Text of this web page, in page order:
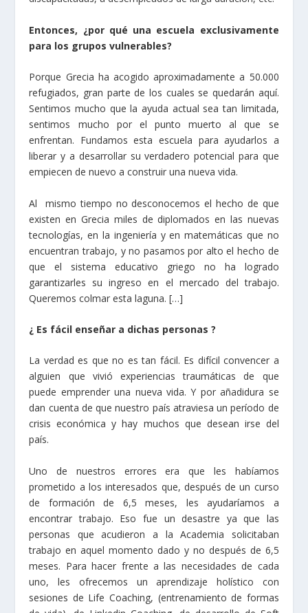
Entonces, ¿por qué una escuela exclusivamente
para los grupos vulnerables?
Porque Grecia ha acogido aproximadamente a 50.000
refugiados, gran parte de los cuales se quedarán aquí.
Sentimos mucho que la ayuda actual sea tan limitada,
sentimos mucho por el punto muerto al que se
enfrentan. Fundamos esta escuela para ayudarlos a
liberar y a desarrollar su verdadero potencial para que
empiecen de nuevo a construir una nueva vida.
Al mismo tiempo no desconocemos el hecho de que
existen en Grecia miles de diplomados en las nuevas
tecnologías, en la ingeniería y en matemáticas que no
encuentran trabajo, y no pasamos por alto el hecho de
que el sistema educativo griego no ha logrado
garantizarles su ingreso en el mercado del trabajo.
Queremos colmar esta laguna. […]
¿ Es fácil enseñar a dichas personas ?
La verdad es que no es tan fácil. Es difícil convencer a
alguien que vivió experiencias traumáticas de que
puede emprender una nueva vida. Y por añadidura se
dan cuenta de que nuestro país atraviesa un período de
crisis económica y hay muchos que desean irse del
país.
Uno de nuestros errores era que les habíamos
prometido a los interesados que, después de un curso
de formación de 6,5 meses, les ayudaríamos a
encontrar trabajo. Eso fue un desastre ya que las
personas que acudieron a la Academia solicitaban
trabajo en aquel momento dado y no después de 6,5
meses. Para hacer frente a las necesidades de cada
uno, les ofrecemos un aprendizaje holístico con
sesiones de Life Coaching, (entrenamiento de formas